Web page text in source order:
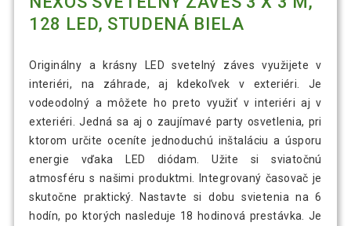
128 LED, STUDENÁ BIELA
Originálny a krásny LED svetelný záves využijete v
interiéri, na záhrade, aj kdekoľvek v exteriéri. Je
vodeodolný a môžete ho preto využiť v interiéri aj v
exteriéri. Jedná sa aj o zaujímavé party osvetlenia, pri
ktorom určite oceníte jednoduchú inštaláciu a úsporu
energie vďaka LED diódam. Užite si sviatočnú
atmosféru s našimi produktmi. Integrovaný časovač je
skutočne praktický. Nastavte si dobu svietenia na 6
hodín, po ktorých nasleduje 18 hodinová prestávka. Je